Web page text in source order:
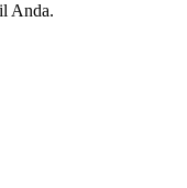
Anda.